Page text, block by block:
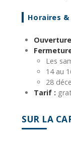
Horaires
Les
14 au
28
Tarif :
SUR LA